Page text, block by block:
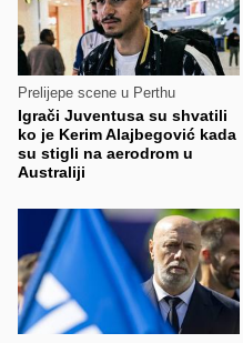
Prelijepe scene u Perthu
Igrači Juventusa su shvatili
ko je Kerim Alajbegović kada
su stigli na aerodrom u
Australiji